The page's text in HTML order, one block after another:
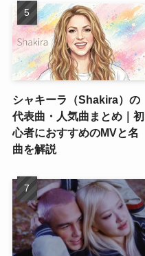
シャキーラ（Shakira）の
代表曲・人気曲まとめ｜初
心者におすすめのMVと名
曲を解説